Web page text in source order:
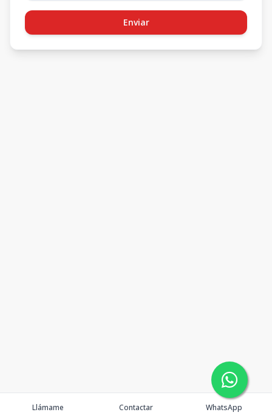
Enviar
Llámame Contactar WhatsApp